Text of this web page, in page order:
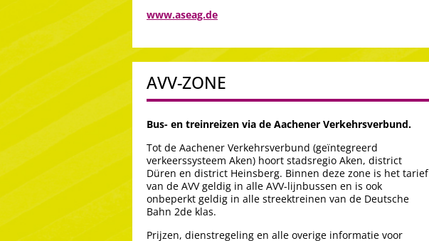
www.aseag.de
AVV-ZONE
Bus- en treinreizen via de Aachener Verkehrsverbund.
Tot de Aachener Verkehrsverbund (geïntegreerd
verkeerssysteem Aken) hoort stadsregio Aken, district
Düren en district Heinsberg. Binnen deze zone is het tarief
van de AVV geldig in alle AVV-lijnbussen en is ook
onbeperkt geldig in alle streektreinen van de Deutsche
Bahn 2de klas.
Prijzen, dienstregeling en alle overige informatie voor